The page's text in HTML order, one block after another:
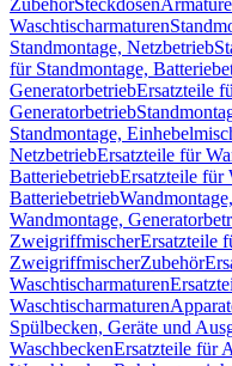
ZubehörSteckdosen
Waschtischarmaturen
Standmontage, Netzbetrieb
für Standmontage,
GeneratorbetriebErsatzteile
Generatorbetrieb
Standmontage,
NetzbetriebErsatzteile für
BatteriebetriebErsatzteile für
Batteriebetrieb
Wandmontage,
ZweigriffmischerErsatzteile
ZweigriffmischerZubehör
Waschtischarmaturen
Waschtischarmaturen
Spülbecken, Geräte und
WaschbeckenErsatzteile für